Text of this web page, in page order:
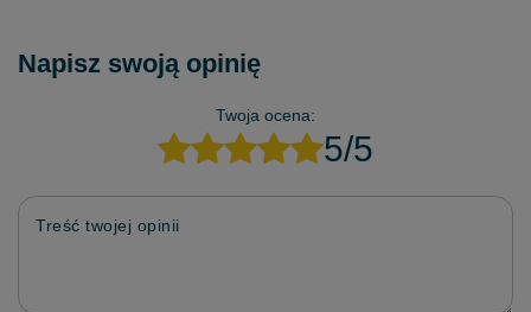
Napisz swoją opinię
Twoja ocena:
5/5
Treść twojej opinii